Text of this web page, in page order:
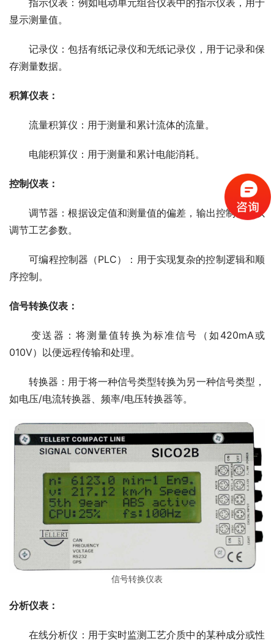
指示仪表：例如电动单元组合仪表中的指示仪表，用于
显示测量值。
记录仪：包括有纸记录仪和无纸记录仪，用于记录和保
存测量数据。
积算仪表：
流量积算仪：用于测量和累计流体的流量。
电能积算仪：用于测量和累计电能消耗。
控制仪表：
调节器：根据设定值和测量值的偏差，输出控制信号以
调节工艺参数。
可编程控制器（PLC）：用于实现复杂的控制逻辑和顺
序控制。
信号转换仪表：
变送器：将测量值转换为标准信号（如420mA或
010V）以便远程传输和处理。
转换器：用于将一种信号类型转换为另一种信号类型，
如电压/电流转换器、频率/电压转换器等。
信号转换仪表
分析仪表：
在线分析仪：用于实时监测工艺介质中的某种成分或性